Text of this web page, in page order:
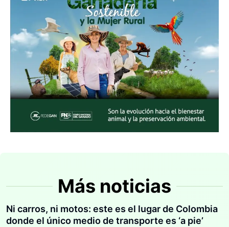
Más noticias
Ni carros, ni motos: este es el lugar de Colombia
donde el único medio de transporte es ‘a pie’